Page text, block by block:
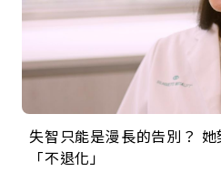
失智只能是漫長的告別？
「不退化」
來自剛果的巧克力神父 為台
的家，我連作夢都講台語！」
63歲卸矽谷副總、搬回台
丑」走進安養院，逗樂上萬
104歲打破金氏世界紀錄 成
手，分享長壽的秘密原來是
事業巔峰他選擇追夢…黑手
巨蛋！連CNN都大讚！